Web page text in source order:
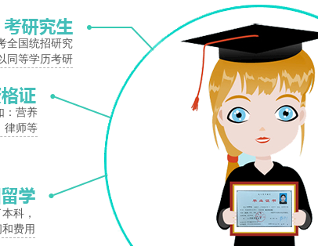
生有更多的时间备考研究生考试，广东自考网开设了自考助学班，助学
制要求考生每周六、日上课，由专门负责自考的老师教课。网络班的上
老师详细了解。
全国统招研究
同等学历考研
：营养
律师等
科，
费用